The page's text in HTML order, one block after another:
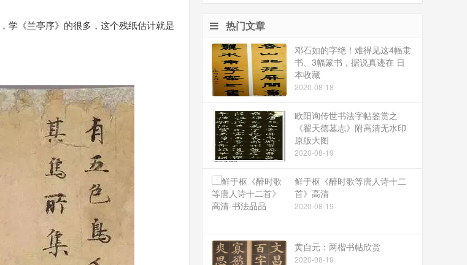
，学《兰亭序》的很多，这个残纸估计就是
热门文章
邓石如的字绝！难得见这4幅隶
书、3幅篆书，据说真迹在 日
本收藏
2020-08-18
欧阳询传世书法字帖鉴赏之
《翟天德墓志》附高清无水印
原版大图
2020-08-19
鲜于枢《醉时歌等唐人诗十二
首》高清
2020-08-19
黄自元：两楷书帖欣赏
2020-08-19